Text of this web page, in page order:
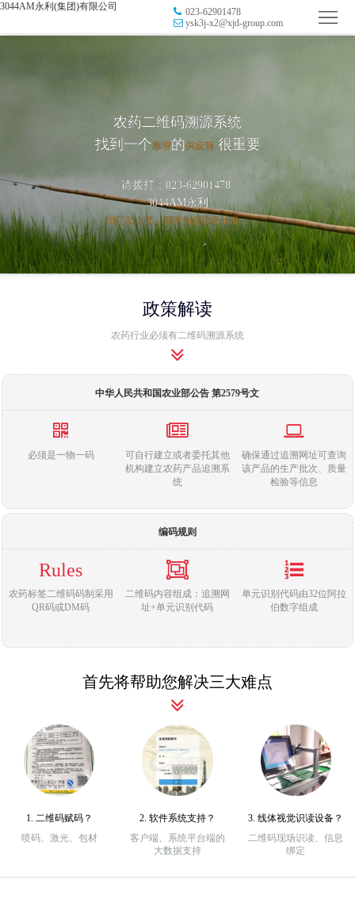
3044AM永利(集团)有限公司
023-62901478
ysk3j-x2@xjd-group.com
标
签
New
字
营
智
慧
行
们
资
讯
文
版
农药二维码溯源系统
找到一个靠谱的供应商很重要
请拨打：023-62901478
3044AM永利
我们在上海，随时为您准备出发 ...
政策解读
农药行业必须有二维码溯源系统
中华人民共和国农业部公告 第2579号文
必须是一物一码
可自行建立或者委托其他
机构建立农药产品追溯系
统
确保通过追溯网址可查询
该产品的生产批次、质量
检验等信息
编码规则
Rules
农药标签二维码码制采用
QR码或DM码
二维码内容组成：追溯网
址+单元识别代码
单元识别代码由32位阿拉
伯数字组成
首先将帮助您解决三大难点
1. 二维码赋码？
喷码、激光、包材
2. 软件系统支持？
客户端、系统平台端的
大数据支持
3. 线体视觉识读设备？
二维码现场识读、信息
绑定